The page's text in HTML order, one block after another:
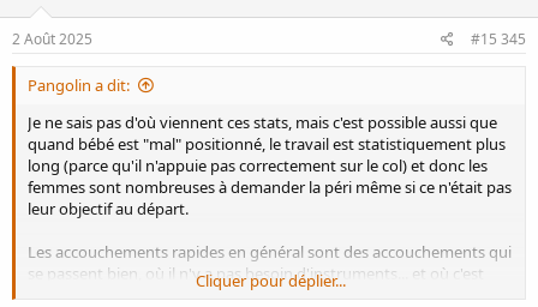
n
s
2 Août 2025 #15 345
Pangolin a dit:
Je ne sais pas d'où viennent ces stats, mais c'est possible aussi que
quand bébé est "mal" positionné, le travail est statistiquement plus
long (parce qu'il n'appuie pas correctement sur le col) et donc les
femmes sont nombreuses à demander la péri même si ce n'était pas
leur objectif au départ.
Les accouchements rapides en général sont des accouchements qui
se passent bien, où il n'y a pas besoin d'instruments... et où c'est
peut être moins difficile de tenir sans péri.
Cliquer pour déplier...